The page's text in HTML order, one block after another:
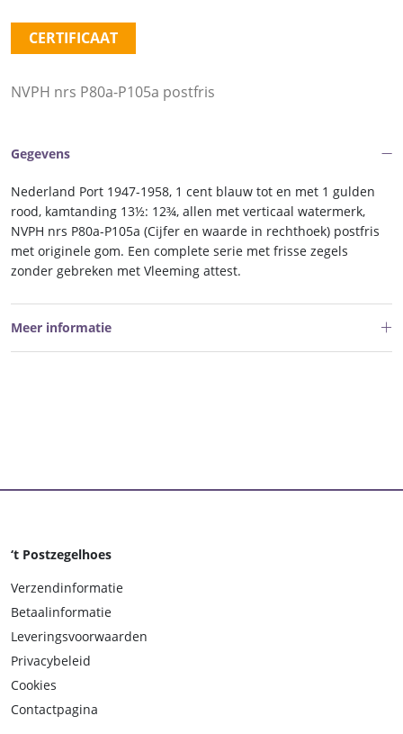
CERTIFICAAT
NVPH nrs P80a-P105a postfris
Gegevens
Nederland Port 1947-1958, 1 cent blauw tot en met 1 gulden
rood, kamtanding 13½: 12¾, allen met verticaal watermerk,
NVPH nrs P80a-P105a (Cijfer en waarde in rechthoek) postfris
met originele gom. Een complete serie met frisse zegels
zonder gebreken met Vleeming attest.
Meer informatie
‘t Postzegelhoes
Verzendinformatie
Betaalinformatie
Leveringsvoorwaarden
Privacybeleid
Cookies
Contactpagina